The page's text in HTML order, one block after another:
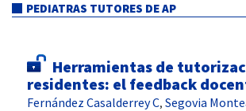
PEDIATRAS TUTORES DE AP
Herramientas de
residentes: el feedback
Fernández Casalderrey C, Segovia